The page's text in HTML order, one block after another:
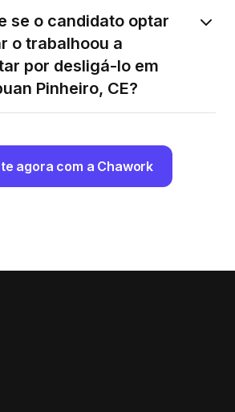
se o candidato optar
o trabalhoou a
por desligá-lo em
Pinheiro, CE?
agora com a Chawork